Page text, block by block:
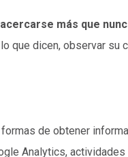
acercarse más que
que dicen, observar su
de obtener
Analytics,